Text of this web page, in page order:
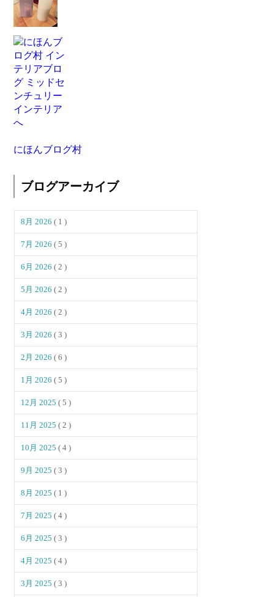
にほんブログ村
ブログアーカイブ
8月 2026( 1 )
7月 2026( 5 )
6月 2026( 2 )
5月 2026( 2 )
4月 2026( 2 )
3月 2026( 3 )
2月 2026( 6 )
1月 2026( 5 )
12月 2025( 5 )
11月 2025( 2 )
10月 2025( 4 )
9月 2025( 3 )
8月 2025( 1 )
7月 2025( 4 )
6月 2025( 3 )
4月 2025( 4 )
3月 2025( 3 )